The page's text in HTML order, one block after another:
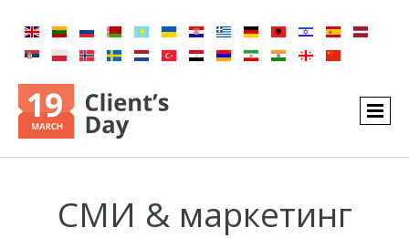
СМИ & маркетинг​​​​​​​